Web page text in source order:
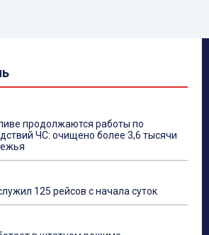
продолжаются работы по
ЧС: очищено более 3,6 тысячи
125 рейсов с начала суток